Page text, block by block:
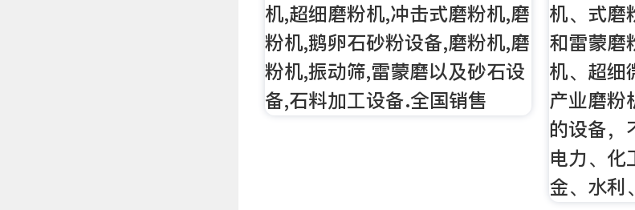
机,超细磨粉机,冲击式磨粉机,磨
粉机,鹅卵石砂粉设备,磨粉机,磨
粉机,振动筛,雷蒙磨以及砂石设
备,石料加工设备.全国销售
机、式磨
和雷蒙磨
机、超细
产业磨粉
的设备，
电力、化
金、水利